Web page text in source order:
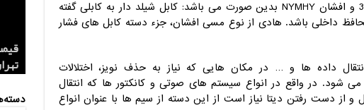
تفاوت کابل شیلد دار رسانا 1.5*3 و افشان NYMHY بدین صورت می باشد: کابل شیلد دار به کابلی گفته
داخلی باشد. هادی از نوع مسی افشان، جزء دسته کابل های فشار
داده ها و … در مکان هایی که نیاز به حذف نویز، اختلالات
می شود. در واقع در انواع سیستم های صوتی و کانکتور ها که انتقال
از دست رفتن دیتا نیاز است از این دسته از سیم ها با عنوان انواع
کابل 1.5*2 لاستیکی